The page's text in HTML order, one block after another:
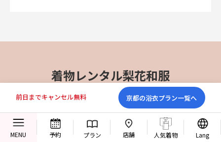
MENU 予約 プラン 店舗 人気着物 Lang
着物レンタル梨花和服
京都の店舗一覧
前日までキャンセル無料 京都の浴衣プラン一覧へ